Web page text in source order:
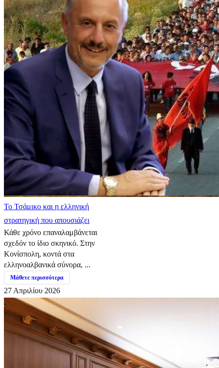
​Το Τσάμικο και η ελληνική
στρατηγική που απουσιάζει
Κάθε χρόνο επαναλαμβάνεται
σχεδόν το ίδιο σκηνικό. Στην
Κονίσπολη, κοντά στα
ελληνοαλβανικά σύνορα, ...
Μάθετε περισσότερα
27 Απριλίου 2026